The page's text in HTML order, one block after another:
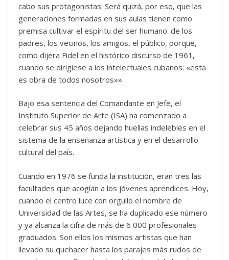
cabo sus protagonistas. Será quizá, por eso, que las
generaciones formadas en sus aulas tienen como
premisa cultivar el espíritu del ser humano: de los
padres, los vecinos, los amigos, el público, porque,
como dijera Fidel en el histórico discurso de 1961,
cuando se dirigiese a los intelectuales cubanos: «esta
es obra de todos nosotros»».
Bajo esa sentencia del Comandante en Jefe, el
Instituto Superior de Arte (ISA) ha comenzado a
celebrar sus 45 años dejando huellas indelebles en el
sistema de la enseñanza artística y en el desarrollo
cultural del país.
Cuando en 1976 se funda la institución, eran tres las
facultades que acogían a los jóvenes aprendices. Hoy,
cuando el centro luce con orgullo el nombre de
Universidad de las Artes, se ha duplicado ese número
y ya alcanza la cifra de más de 6 000 profesionales
graduados. Son ellos los mismos artistas que han
llevado su quehacer hasta los parajes más rudos de